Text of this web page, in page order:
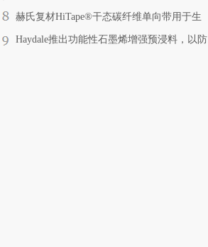
有关捐赠税收政策的公告
赫氏复材HiTape®干态碳纤维单向带用于生
产越野滑雪板
Haydale推出功能性石墨烯增强预浸料，以防